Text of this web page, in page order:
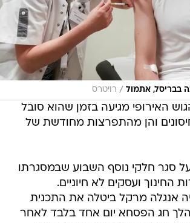
בבריסל, אתמול / רויטרס
האירופי מגיעה בזמן שהוא סובל
והן מהתפרצות מחודשת של
סגר חלקי נוסף השבוע שבמסגרתו
החינוך ועסקים לא חיוניים.
אנגלה מרקל ביטלה את התכנית
חג הפסחא יום אחד בלבד לאחר